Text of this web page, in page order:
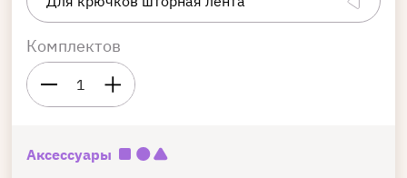
Комплектов
1
Аксессуары